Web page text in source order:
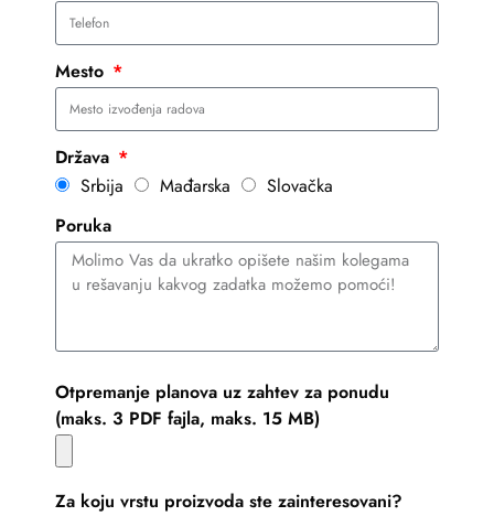
Mesto
Država
Srbija
Mađarska
Slovačka
Poruka
Otpremanje planova uz zahtev za ponudu
(maks. 3 PDF fajla, maks. 15 MB)
Za koju vrstu proizvoda ste zainteresovani?